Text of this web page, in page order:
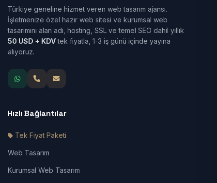
Türkiye geneline hizmet veren web tasarım ajansı.
İşletmenize özel hazır web sitesi ve kurumsal web
tasarımını alan adı, hosting, SSL ve temel SEO dahil yıllık
50 USD + KDVtek fiyatla, 1-3 iş günü içinde yayına
alıyoruz.
Hızlı Bağlantılar
Tek Fiyat Paketi
Web Tasarım
Kurumsal Web Tasarım